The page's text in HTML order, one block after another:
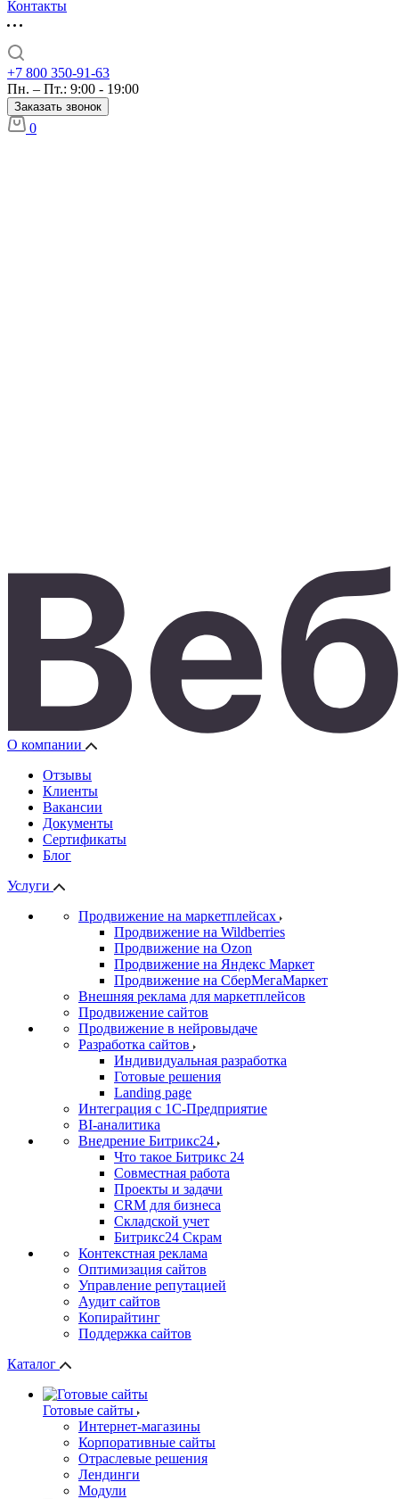
Контакты
+7 800 350-91-63
Пн. – Пт.: 9:00 - 19:00
Заказать звонок
0
О компании
Отзывы
Клиенты
Вакансии
Документы
Сертификаты
Блог
Услуги
Продвижение на маркетплейсах
Продвижение на Wildberries
Продвижение на Ozon
Продвижение на Яндекс Маркет
Продвижение на СберМегаМаркет
Внешняя реклама для маркетплейсов
Продвижение сайтов
Продвижение в нейровыдаче
Разработка сайтов
Индивидуальная разработка
Готовые решения
Landing page
Интеграция с 1С-Предприятие
BI-аналитика
Внедрение Битрикс24
Что такое Битрикс 24
Совместная работа
Проекты и задачи
СRМ для бизнеса
Складской учет
Битрикс24 Скрам
Контекстная реклама
Оптимизация сайтов
Управление репутацией
Аудит сайтов
Копирайтинг
Поддержка сайтов
Каталог
Готовые сайты
Интернет-магазины
Корпоративные сайты
Отраслевые решения
Лендинги
Модули